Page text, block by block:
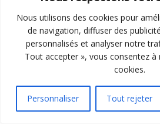
Nous utilisons des cookies pour
de navigation, diffuser des
personnalisés et analyser notre
Tout accepter », vous consentez
cookies.
Personnaliser Tout rejeter